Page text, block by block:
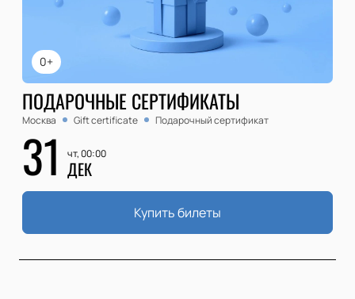
0+
ПОДАРОЧНЫЕ СЕРТИФИКАТЫ
Москва Gift certificate Подарочный сертификат
31 чт, 00:00
ДЕК
Купить билеты